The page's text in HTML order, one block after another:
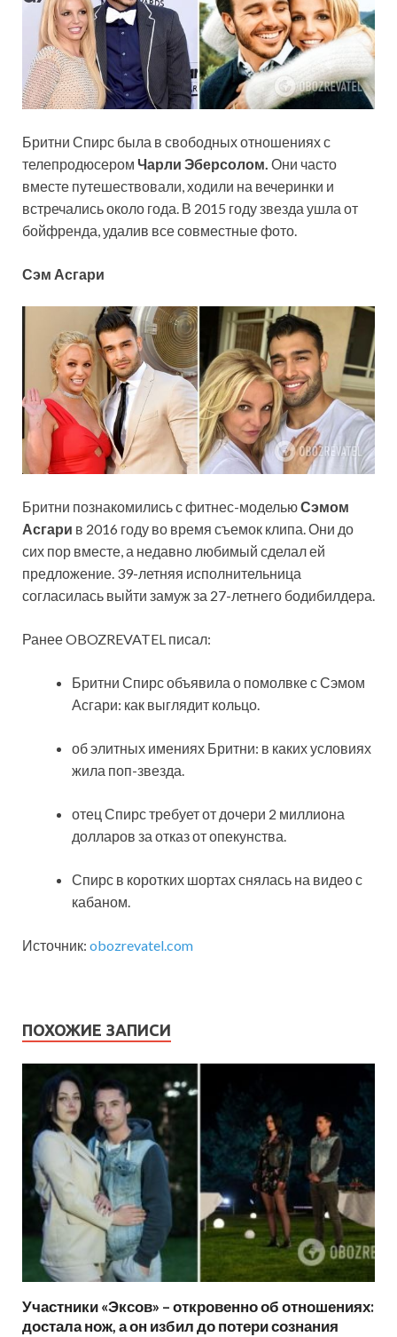
Бритни Спирс была в свободных отношениях с
телепродюсером Чарли Эберсолом. Они часто
вместе путешествовали, ходили на вечеринки и
встречались около года. В 2015 году звезда ушла от
бойфренда, удалив все совместные фото.
Сэм Асгари
Бритни познакомились с фитнес-модельюСэмом
Асгари в 2016 году во время съемок клипа. Они до
сих пор вместе, а недавно любимый сделал ей
предложение. 39-летняя исполнительница
согласилась выйти замуж за 27-летнего бодибилдера.
Ранее OBOZREVATEL писал:
Бритни Спирс объявила о помолвке с Сэмом
Асгари: как выглядит кольцо.
об элитных имениях Бритни: в каких условиях
жила поп-звезда.
отец Спирс требует от дочери 2 миллиона
долларов за отказ от опекунства.
Спирс в коротких шортах снялась на видео с
кабаном.
Источник: obozrevatel.com
ПОХОЖИЕ ЗАПИСИ
Участники «Эксов» – откровенно об отношениях:
достала нож, а он избил до потери сознания